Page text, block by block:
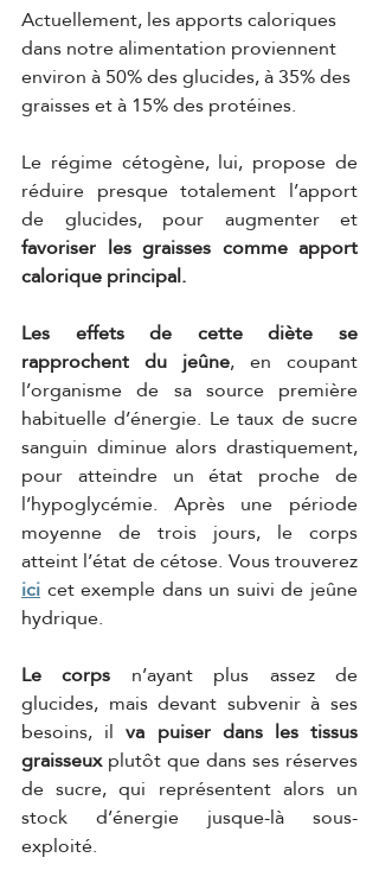
Actuellement, les apports caloriques
dans notre alimentation proviennent
environ à 50% des glucides, à 35% des
graisses et à 15% des protéines.
Le régime cétogène, lui, propose de
réduire presque totalement l’apport
de glucides, pour augmenter et
favoriser les graisses comme apport
calorique principal.
Les effets de cette diète se
rapprochent du jeûne, en coupant
l’organisme de sa source première
habituelle d’énergie. Le taux de sucre
sanguin diminue alors drastiquement,
pour atteindre un état proche de
l’hypoglycémie. Après une période
moyenne de trois jours, le corps
ici cet exemple dans un suivi de jeûne
hydrique.
Le corps n’ayant plus assez de
glucides, mais devant subvenir à ses
besoins, il va puiser dans les tissus
graisseux plutôt que dans ses réserves
de sucre, qui représentent alors un
stock d’énergie jusque-là sous-
exploité.